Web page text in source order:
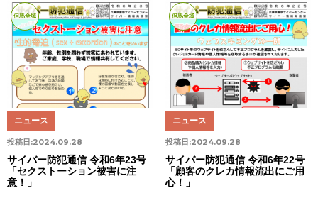
但馬全域
投稿日:2024.09.28
ニュース
サイバー防犯通信 令和6年23号
「セクストーション被害に注
意！」
但馬全域
投稿日:2024.09.28
ニュース
サイバー防犯通信 令和6年22号
「顧客のクレカ情報流出にご用
心！」